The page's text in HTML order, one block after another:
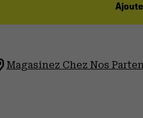
Magasinez Chez Nos